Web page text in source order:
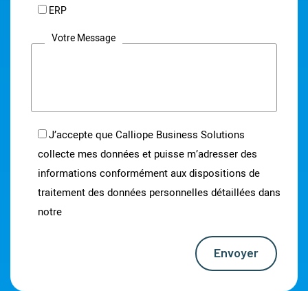
ERP
Votre Message
J’accepte que Calliope Business Solutions
collecte mes données et puisse m’adresser des
informations conformément aux dispositions de
traitement des données personnelles détaillées dans
notre
Envoyer